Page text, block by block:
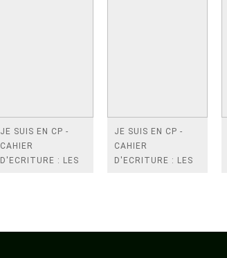
JE SUIS EN CP -
CAHIER
D'ECRITURE : LES
JE SUIS EN CP -
CAHIER
D'ECRITURE : LES